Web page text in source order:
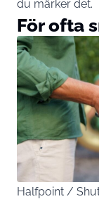
du märker det.
För ofta
Halfpoint /